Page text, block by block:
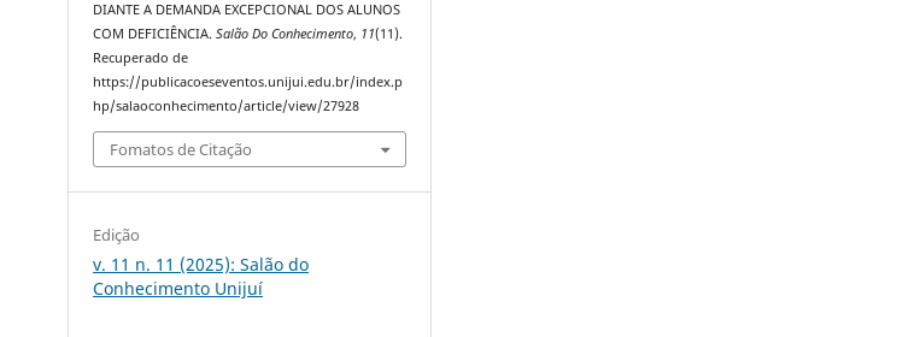
DIANTE A DEMANDA EXCEPCIONAL DOS ALUNOS
COM DEFICIÊNCIA.Salão Do Conhecimento, 11(11).
Recuperado de
https://publicacoeseventos.unijui.edu.br/index.p
hp/salaoconhecimento/article/view/27928
Fomatos de Citação
Edição
v. 11 n. 11 (2025): Salão do
Conhecimento Unijuí